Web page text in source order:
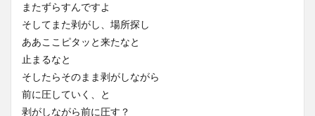
またずらすんですよ
そしてまた剥がし、場所探し
ああここピタッと来たなと
止まるなと
そしたらそのまま剥がしながら
前に圧していく、と
剥がしながら前に圧す？